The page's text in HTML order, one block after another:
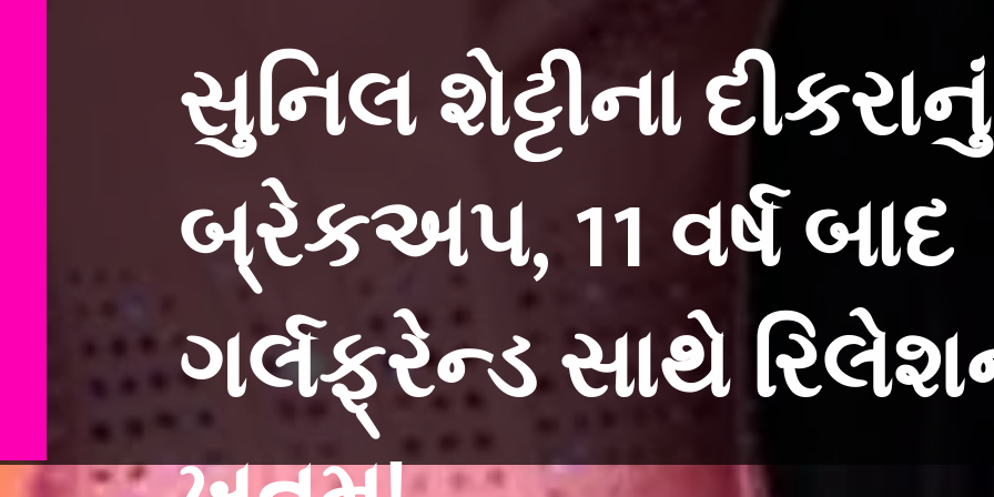
સુનિલ શેટ્ટીના દીકરાનું
બ્રેકઅપ, 11 વર્ષ બાદ
ગર્લફ્રેન્ડ સાથે